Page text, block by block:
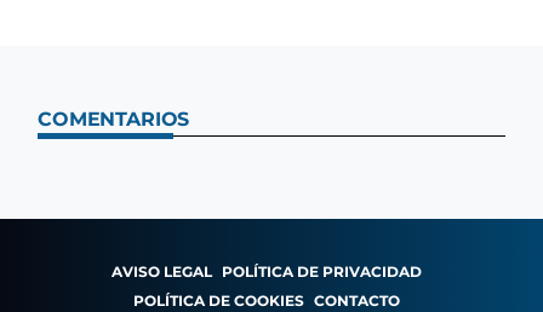
COMENTARIOS
AVISO LEGAL POLÍTICA DE PRIVACIDAD
POLÍTICA DE COOKIES CONTACTO